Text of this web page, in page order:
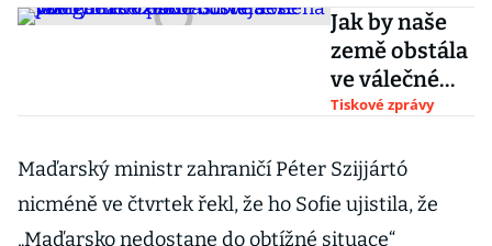
Jak by naše
země obstála
ve válečné
hrozbě?
na poslední
díl
podcastové
Tiskové zprávy
Maďarský ministr zahraničí Péter Szijjártó
nicméně ve čtvrtek řekl, že ho Sofie ujistila, že
„Maďarsko nedostane do obtížné situace“